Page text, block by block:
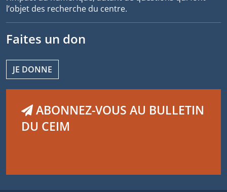
l’objet des recherche du centre.
Faites un don
JE DONNE
ABONNEZ-VOUS AU BULLETIN
DU CEIM